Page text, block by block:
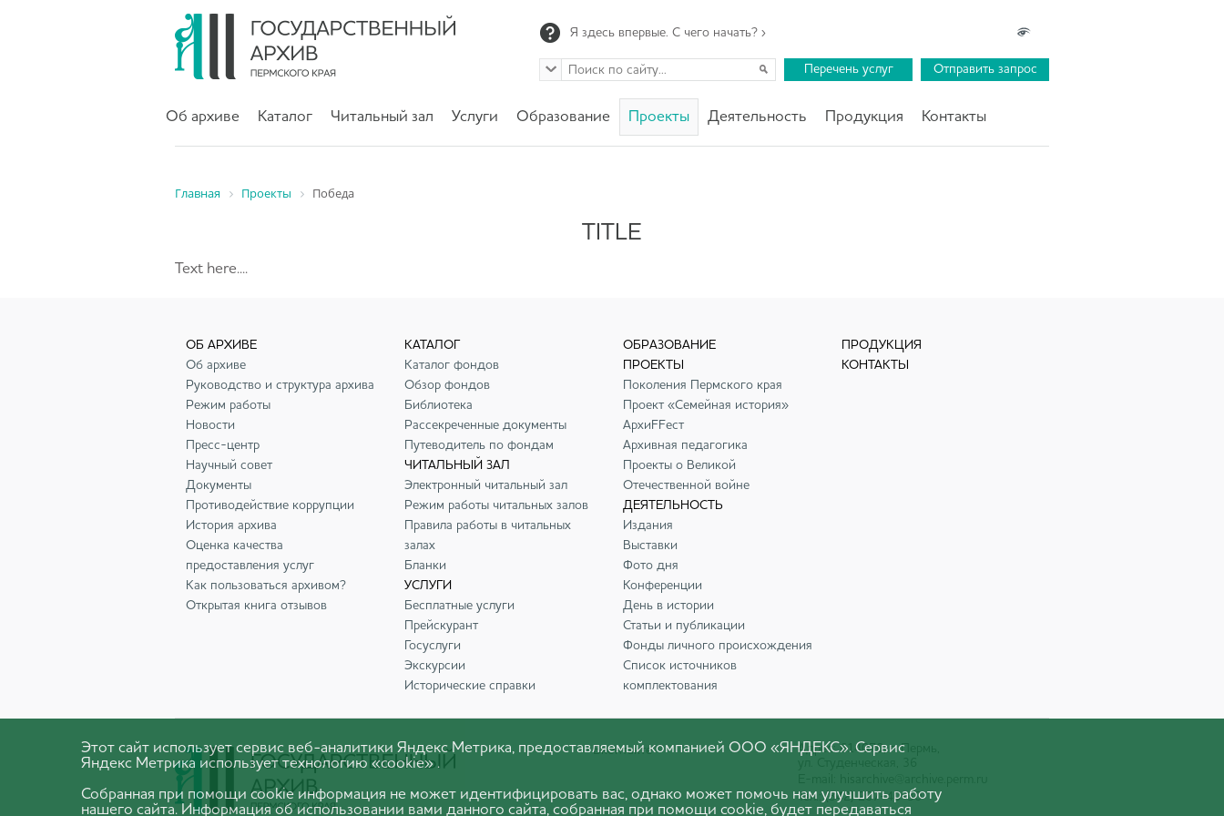
Я здесь впервые. С чего начать? ›
Перечень услуг Отправить запрос
Об архиве Каталог Читальный зал Услуги Образование Проекты Деятельность Продукция Контакты
Главная Проекты Победа
TITLE
Text here....
ОБ АРХИВЕ
Об архиве
Руководство и структура архива
Режим работы
Новости
Пресс-центр
Научный совет
Документы
Противодействие коррупции
История архива
Оценка качества
предоставления услуг
Как пользоваться архивом?
Открытая книга отзывов
КАТАЛОГ
Каталог фондов
Обзор фондов
Библиотека
Рассекреченные документы
Путеводитель по фондам
ЧИТАЛЬНЫЙ ЗАЛ
Электронный читальный зал
Режим работы читальных залов
Правила работы в читальных
залах
Бланки
УСЛУГИ
Бесплатные услуги
Прейскурант
Госуслуги
Экскурсии
Исторические справки
ОБРАЗОВАНИЕ
ПРОЕКТЫ
Поколения Пермского края
Проект «Семейная история»
АрхиFFест
Архивная педагогика
Проекты о Великой
Отечественной войне
ДЕЯТЕЛЬНОСТЬ
Издания
Выставки
Фото дня
Конференции
День в истории
Статьи и публикации
Фонды личного происхождения
Список источников
комплектования
ПРОДУКЦИЯ
КОНТАКТЫ
Вконтакте
Адрес: 614070, г. Пермь,
Тел.: (342) 207-40-30
Этот сайт использует сервис веб-аналитики Яндекс Метрика, предоставляемый компанией ООО «ЯНДЕКС». Сервис
Яндекс Метрика использует технологию «cookie» .
Собранная при помощи cookie информация не может идентифицировать вас, однако может помочь нам улучшить работу
нашего сайта. Информация об использовании вами данного сайта, собранная при помощи cookie, будет передаваться